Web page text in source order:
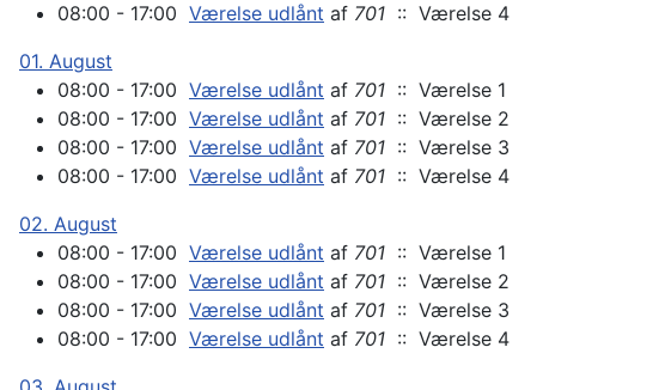
08:00 - 17:00 Værelse udlånt af 701 :: Værelse 4
01. August
08:00 - 17:00 Værelse udlånt af 701 :: Værelse 1
08:00 - 17:00 Værelse udlånt af 701 :: Værelse 2
08:00 - 17:00 Værelse udlånt af 701 :: Værelse 3
08:00 - 17:00 Værelse udlånt af 701 :: Værelse 4
02. August
08:00 - 17:00 Værelse udlånt af 701 :: Værelse 1
08:00 - 17:00 Værelse udlånt af 701 :: Værelse 2
08:00 - 17:00 Værelse udlånt af 701 :: Værelse 3
08:00 - 17:00 Værelse udlånt af 701 :: Værelse 4